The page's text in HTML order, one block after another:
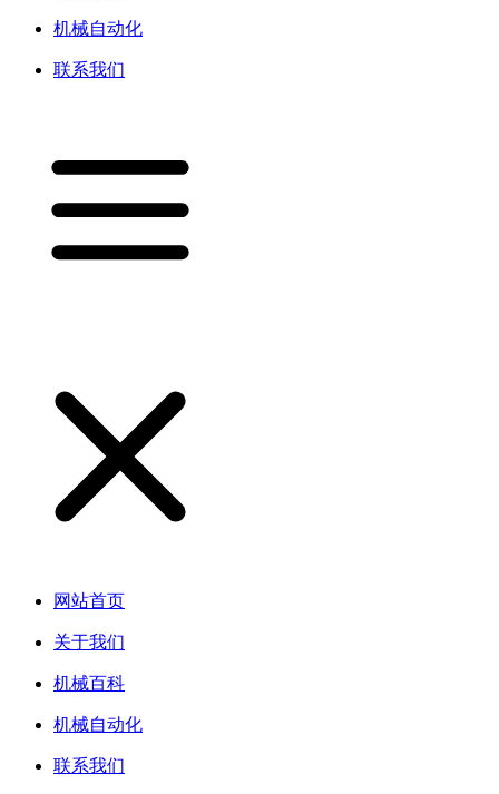
机械自动化
联系我们
网站首页
关于我们
机械百科
机械自动化
联系我们